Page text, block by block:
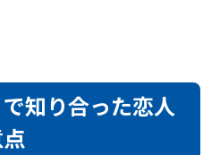
知り合った恋人